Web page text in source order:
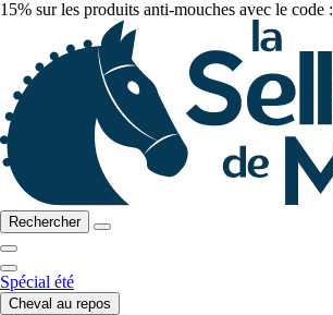
15% sur les produits anti-mouches avec le code :
Rechercher
Spécial été
Cheval au repos